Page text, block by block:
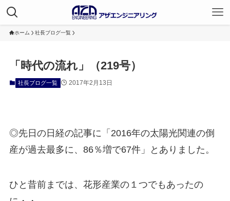
ホーム 社長ブログ一覧
「時代の流れ」（219号）
社長ブログ一覧 2017年2月13日
◎先日の日経の記事に「2016年の太陽光関連の倒
産が過去最多に、86％増で67件」とありました。
ひと昔前までは、花形産業の１つでもあったの